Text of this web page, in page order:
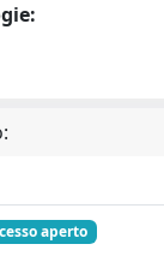
aperto